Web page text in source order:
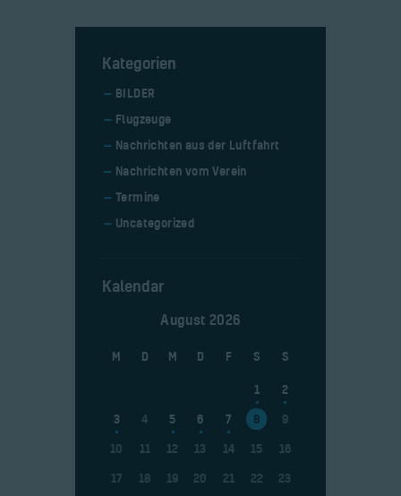
Kategorien
BILDER
Flugzeuge
Nachrichten aus der Luftfahrt
Nachrichten vom Verein
Termine
Uncategorized
Kalendar
August 2026
M D M D F S S
1
2
3
4 5 6 7 8
9
10
11 12 13 14 15
16
17
18 19 20 21 22
23